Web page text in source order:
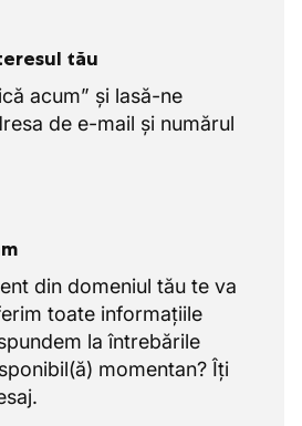
tău
acum” și lasă-ne
de e-mail și numărul
din domeniul tău te va
toate informațiile
la întrebările
momentan? Îți